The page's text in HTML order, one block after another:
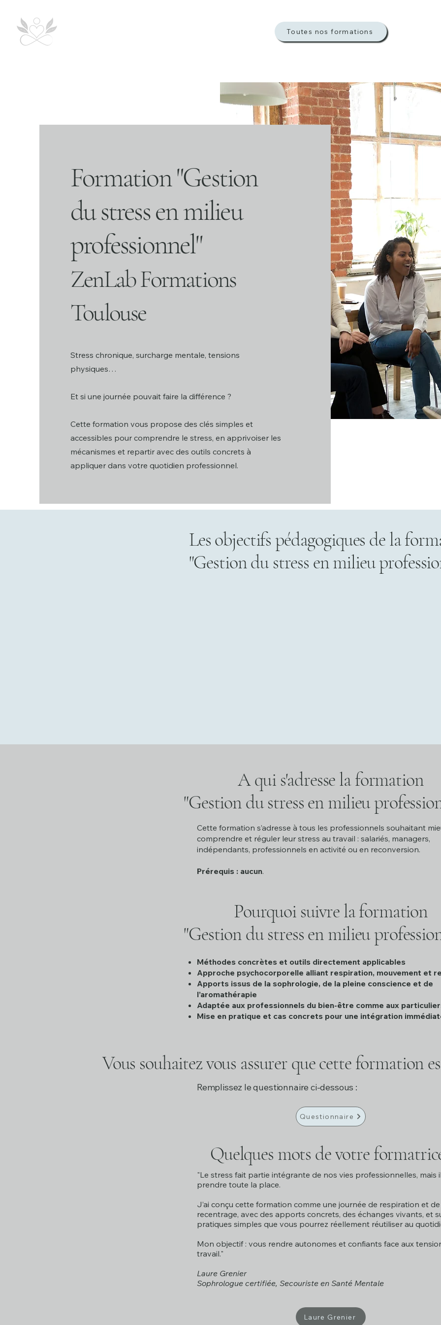
Toutes nos formations
Formation "Gestion
du stress en milieu
professionnel"
ZenLab Formations
Toulouse
Stress chronique, surcharge mentale, tensions
physiques…
Et si une journée pouvait faire la différence ?
Cette formation vous propose des clés simples et
accessibles pour comprendre le stress, en apprivoiser les
mécanismes et repartir avec des outils concrets à
appliquer dans votre quotidien professionnel.
Les objectifs pédagogiques de la
"Gestion du stress en milieu
A qui s'adresse la formation
"Gestion du stress en milieu
Cette formation s’adresse à tous les professionnels souhaitant
comprendre et réguler leur stress au travail : salariés, managers,
indépendants, professionnels en activité ou en reconversion.
Prérequis : aucun.
Pourquoi suivre la formation
"Gestion du stress en milieu
Méthodes concrètes et outils directement applicables
Approche psychocorporelle alliant respiration, mouvement et
Apports issus de la sophrologie, de la pleine conscience et de
l’aromathérapie
Adaptée aux professionnels du bien-être comme aux
Mise en pratique et cas concrets pour une intégration
Vous souhaitez vous assurer que cette formation
Remplissez le questionnaire ci-dessous :
Questionnaire
Quelques mots de votre
"Le stress fait partie intégrante de nos vies professionnelles, mais il
prendre toute la place.
J’ai conçu cette formation comme une journée de respiration et de
recentrage, avec des apports concrets, des échanges vivants, et
pratiques simples que vous pourrez réellement réutiliser au
Mon objectif : vous rendre autonomes et confiants face aux
travail."
Laure Grenier
Sophrologue certifiée, Secouriste en Santé Mentale
Laure Grenier